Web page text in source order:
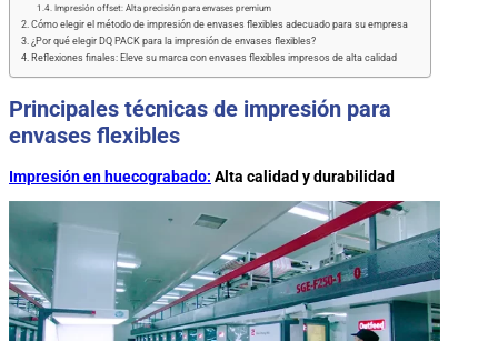
Impresión offset: Alta precisión para envases premium
Cómo elegir el método de impresión de envases flexibles adecuado para su empresa
¿Por qué elegir DQ PACK para la impresión de envases flexibles?
Reflexiones finales: Eleve su marca con envases flexibles impresos de alta calidad
Principales técnicas de impresión para
envases flexibles
Impresión en huecograbado: Alta calidad y durabilidad